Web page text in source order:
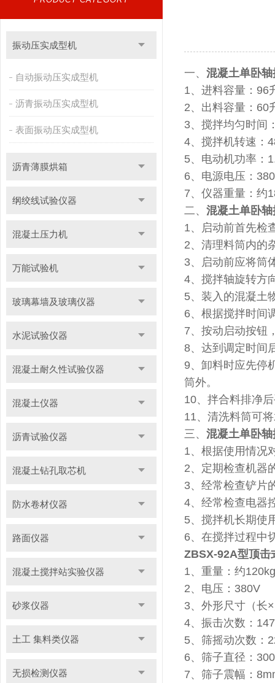
振动压实成型机
自动振动压实成型机
沥青振动压实成型机
表面振动压实成型机
沥青薄膜烘箱
纲绞线试验仪器
混凝土压力机
万能试验机
玻璃幕墙及玻璃仪器
水泥试验仪器
混凝土耐久性试验仪器
混凝土仪器
沥青试验仪器
混凝土钻孔取芯机
防水卷材仪器
路面仪器
混凝土搅拌站实验仪器
砂浆仪器
土工 集料类仪器
无损检测仪器
一、 混凝土单卧
1、进料容量：96
2、出料容量：60
3、搅拌均匀时间
4、搅拌机转速：
5、电动机功率：
6、电源电压：
7、仪器重量：约
二、 混凝土单卧
1、启动前首先检
2、清理料筒内的
3、启动前应将筒
4、搅拌轴旋转方
5、装入的混凝土
6、根据搅拌时间
7、按动启动按钮
8、达到调定时间
9、卸料时应先停
筒外。
10、拌合料排净
11、清洗料筒可
三、 混凝土单卧
1、根据使用情况
2、定期检查机器
3、经常检查铲片
4、经常检查电器
5、搅拌机长期使
6、在搅拌过程中
ZBSX-92A型顶击
1、重量：约120kg
2、电压：380V
3、外形尺寸（长
4、振击次数：
5、筛摇动次数：
6、筛子直径：
7、筛子震幅：